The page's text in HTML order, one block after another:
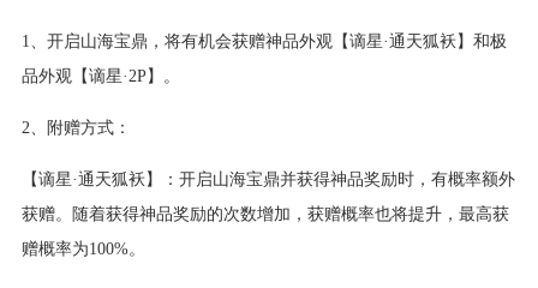
1、开启山海宝鼎，将有机会获赠神品外观【谪星·通天狐袄】和极
品外观【谪星·2P】。
2、附赠方式：
【谪星·通天狐袄】：开启山海宝鼎并获得神品奖励时，有概率额外
获赠。随着获得神品奖励的次数增加，获赠概率也将提升，最高获
赠概率为100%。